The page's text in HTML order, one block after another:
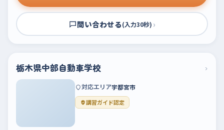
問い合わせる(入力30秒) ›
栃木県中部自動車学校 ›
対応エリア宇都宮市
講習ガイド認定